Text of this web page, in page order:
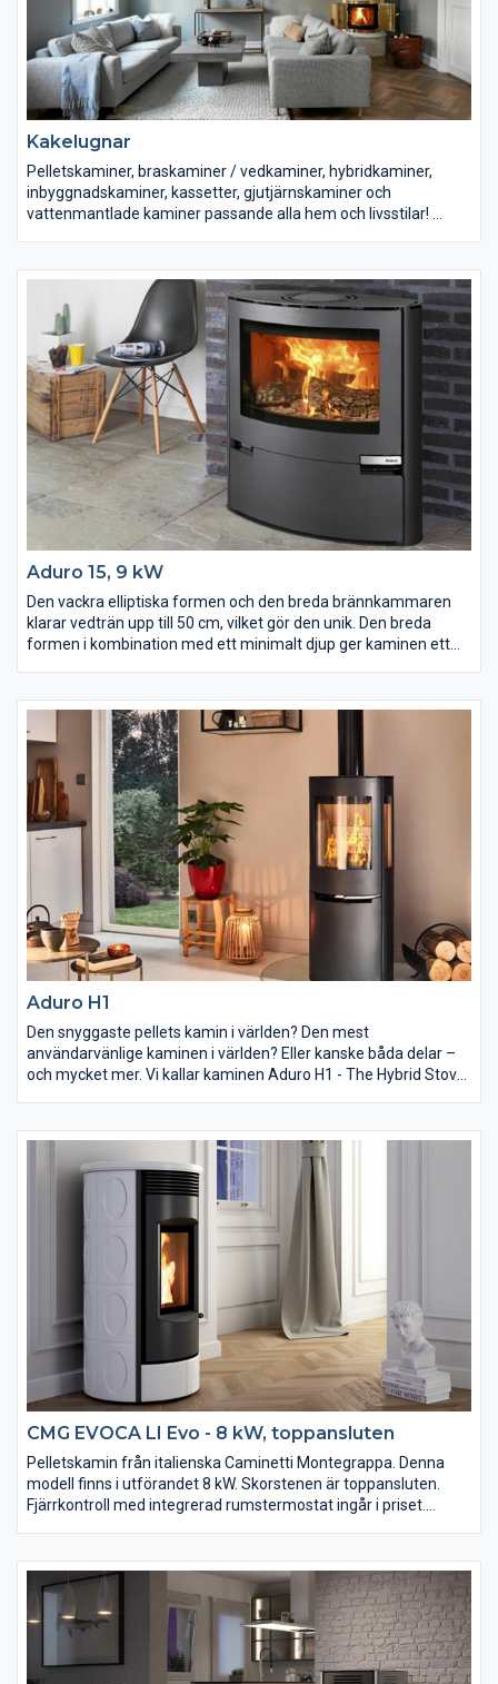
Kakelugnar
Pelletskaminer, braskaminer / vedkaminer, hybridkaminer,
inbyggnadskaminer, kassetter, gjutjärnskaminer och
vattenmantlade kaminer passande alla hem och livsstilar!
Jötul, Morsö, Josef Davidssons, Westbo, Franco Belge,
Wamsler, Caminetti Montegrappa, Thermorossi m.fl!
Aduro 15, 9 kW
Den vackra elliptiska formen och den breda brännkammaren
klarar vedträn upp till 50 cm, vilket gör den unik. Den breda
formen i kombination med ett minimalt djup ger kaminen ett
Utrustad med den unika Adurotronic-automatiken som gör
kaminen enkel att sköta och ger optimal förbränning. Aduro 15
är utrustad med en låda som kan användas till förvaring.
Aduro H1
Den snyggaste pellets kamin i världen? Den mest
användarvänlige kaminen i världen? Eller kanske båda delar –
och mycket mer. Vi kallar kaminen Aduro H1 - The Hybrid Stove.
och klassiska bålet och pellets till uppvärmning.
CMG EVOCA LI Evo - 8 kW, toppansluten
Pelletskamin från italienska Caminetti Montegrappa. Denna
modell finns i utförandet 8 kW. Skorstenen är toppansluten.
Fjärrkontroll med integrerad rumstermostat ingår i priset.
bidrar till trivsel och myskänsla.
Pelletskaminerna är utrustade med ett system för automatisk
effektstyrning. Med hjälp av en temperaturgivare och ett
styrsystem regleras effekten för att nå önskad
rumstemperatur. Systemet känner av starttemperaturen,